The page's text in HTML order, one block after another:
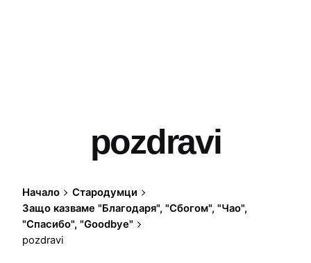
pozdravi
Начало
Стародумци
Защо казваме "Благодаря", "Сбогом", "Чао",
"Спасибо", "Goodbye"
pozdravi